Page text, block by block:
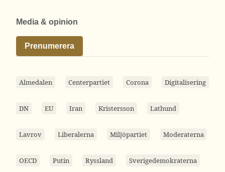
Media & opinion
Prenumerera
Almedalen Centerpartiet Corona Digitalisering
DN EU Iran Kristersson Lathund
Lavrov Liberalerna Miljöpartiet Moderaterna
OECD Putin Ryssland Sverigedemokraterna